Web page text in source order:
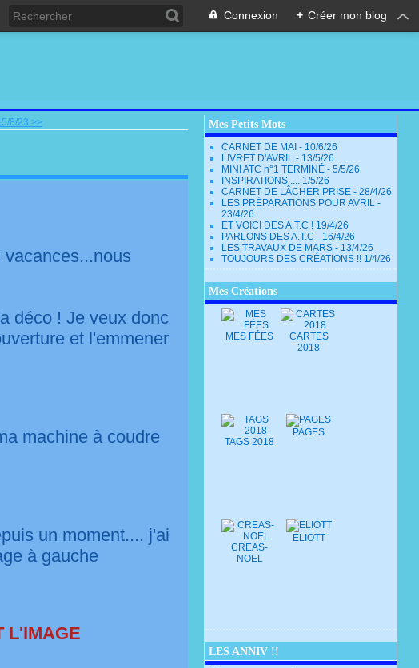
Connexion + Créer mon blog
8/23 >>
déco ! Je veux donc
et l'emmener
machine à coudre
un moment.... j'ai
à gauche
L'IMAGE
Mes Petits Mots
CARNET DE MAI - 10/6/26
LIVRET D'AVRIL - 13/5/26
MINI ATC n°1 TERMINÉ - 5/5/26
INSPIRATIONS .... 1/5/26
CARNET DE LÂCHER PRISE - 28/4/26
LES PRÉPARATIONS POUR AVRIL -
23/4/26
ET VOICI DES A.T.C ! 19/4/26
PARLONS DES A.T.C - 16/4/26
LES TRAVAUX DE MARS - 13/4/26
TOUJOURS DES CRÉATIONS !! 1/4/26
Mes Créations
MES FÉES
CARTES
2018
TAGS 2018
PAGES
CREAS-
NOEL
ELIOTT
LES ANNIV !!